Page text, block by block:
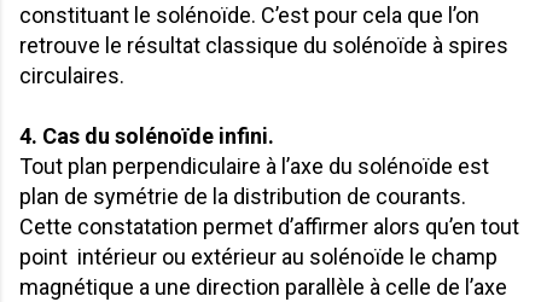
constituant le solénoïde. C’est pour cela que l’on
retrouve le résultat classique du solénoïde à spires
circulaires.
4. Cas du solénoïde infini.
Tout plan perpendiculaire à l’axe du solénoïde est
plan de symétrie de la distribution de courants.
Cette constatation permet d’affirmer alors qu’en tout
point intérieur ou extérieur au solénoïde le champ
magnétique a une direction parallèle à celle de l’axe